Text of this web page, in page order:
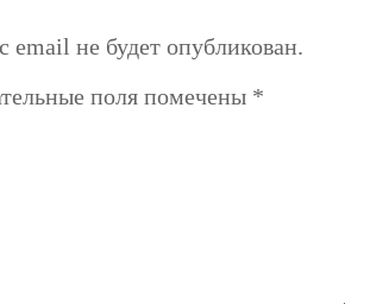
email не будет опубликован.
поля помечены *